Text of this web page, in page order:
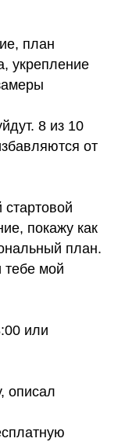
план
укрепление
8 из 10
от
покажу как
план.
тебе мой
или
описал